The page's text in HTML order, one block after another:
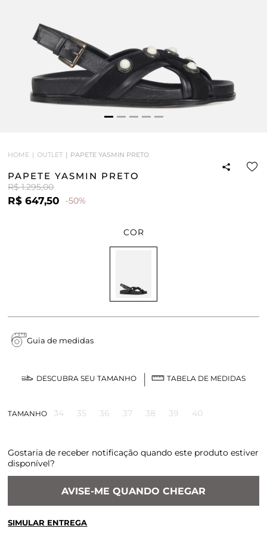
HOME OUTLET PAPETE YASMIN PRETO
PAPETE YASMIN PRETO
R$ 1.295,00
R$ 647,50 -50%
COR
Guia de medidas
DESCUBRA SEU TAMANHO TABELA DE MEDIDAS
TAMANHO 34 35 36 37 38 39 40
Gostaria de receber notificação quando este produto estiver
disponível?
AVISE-ME QUANDO CHEGAR
SIMULAR ENTREGA